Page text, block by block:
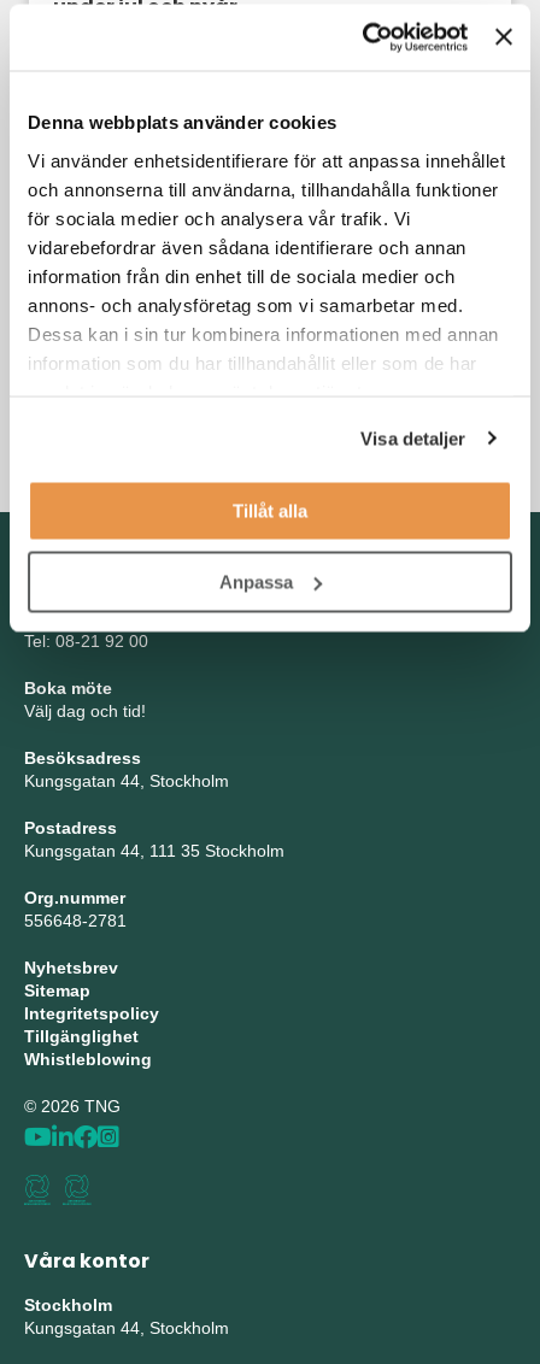
Denna webbplats använder cookies
Vi använder enhetsidentifierare för att anpassa innehållet
och annonserna till användarna, tillhandahålla funktioner
för sociala medier och analysera vår trafik. Vi
vidarebefordrar även sådana identifierare och annan
information från din enhet till de sociala medier och
annons- och analysföretag som vi samarbetar med.
Dessa kan i sin tur kombinera informationen med annan
information som du har tillhandahållit eller som de har
Visa detaljer
Tillåt alla
Anpassa
under jul och nyår
3 skäl till att byta jobb i kristider
Kontakta oss
info@tng.se
Tel: 08-21 92 00
Boka möte
Välj dag och tid!
Besöksadress
Kungsgatan 44, Stockholm
Postadress
Kungsgatan 44, 111 35 Stockholm
Org.nummer
556648-2781
Nyhetsbrev
Sitemap
Integritetspolicy
Tillgänglighet
Whistleblowing
© 2026 TNG
Våra kontor
Stockholm
Kungsgatan 44, Stockholm